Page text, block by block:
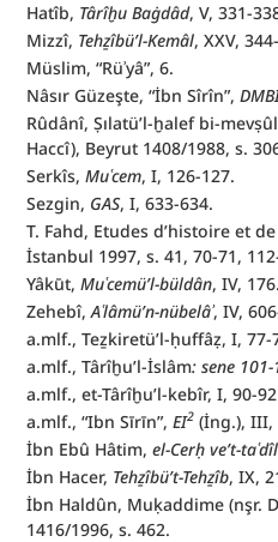
Hatîb, Târîḫu Baġdâd, V, 331-
Mizzî, Tehẕîbü’l-Kemâl, XXV,
Müslim, “Rüʾyâ”, 6.
Nâsır Güzeşte, “İbn Sîrîn”,
Rûdânî, Ṣılatü’l-ḫalef bi-
Haccî), Beyrut 1408/1988, s.
Serkîs, Muʿcem, I, 126-127.
Sezgin, GAS, I, 633-634.
T. Fahd, Etudes d’histoire et
İstanbul 1997, s. 41, 70-71,
Yâkūt, Muʿcemü’l-büldân, IV, 176.
Zehebî, Aʿlâmü’n-nübelâʾ, IV,
a.mlf., Teẕkiretü’l-ḥuffâẓ, I, 77-
a.mlf., Târîḫu’l-İslâm: sene
a.mlf., et-Târîḫu’l-kebîr, I, 90-
a.mlf., “Ibn Sīrīn”, EI2 (İng.), III,
İbn Ebû Hâtim, el-Cerḥ ve’t-taʿdîl
İbn Hacer, Tehẕîbü’t-Tehẕîb, IX,
İbn Haldûn, Muḳaddime (nşr.
1416/1996, s. 462.